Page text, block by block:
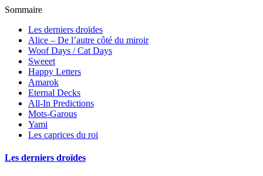
Sommaire
Les derniers droïdes
Alice – De l’autre côté du miroir
Woof Days / Cat Days
Sweeet
Happy Letters
Amarok
Eternal Decks
All-In Predictions
Mots-Garous
Yami
Les caprices du roi
Les derniers droïdes